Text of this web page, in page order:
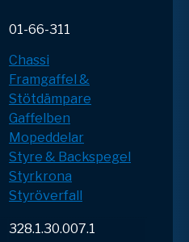
01-66-311
Chassi
Framgaffel &
Stötdämpare
Gaffelben
Mopeddelar
Styre & Backspegel
Styrkrona
Styröverfall
328.1.30.007.1